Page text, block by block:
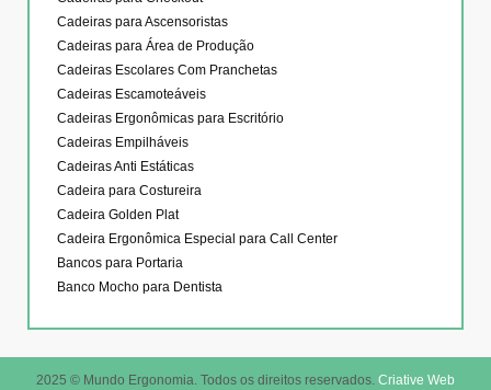
Cadeiras para Ascensoristas
Cadeiras para Área de Produção
Cadeiras Escolares Com Pranchetas
Cadeiras Escamoteáveis
Cadeiras Ergonômicas para Escritório
Cadeiras Empilháveis
Cadeiras Anti Estáticas
Cadeira para Costureira
Cadeira Golden Plat
Cadeira Ergonômica Especial para Call Center
Bancos para Portaria
Banco Mocho para Dentista
2025 © Mundo Ergonomia. Todos os direitos reservados. Criative Web